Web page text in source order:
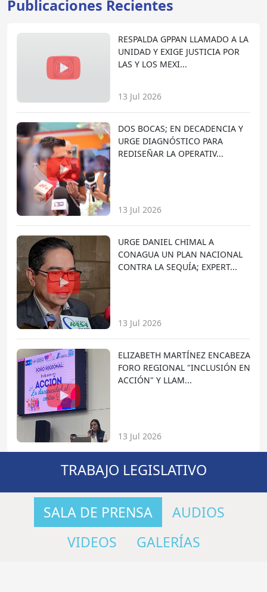
Publicaciones Recientes
RESPALDA GPPAN LLAMADO A LA
UNIDAD Y EXIGE JUSTICIA POR
LAS Y LOS MEXI...
13 Jul 2026
DOS BOCAS; EN DECADENCIA Y
URGE DIAGNÓSTICO PARA
REDISEÑAR LA OPERATIV...
13 Jul 2026
URGE DANIEL CHIMAL A
CONAGUA UN PLAN NACIONAL
CONTRA LA SEQUÍA; EXPERT...
13 Jul 2026
ELIZABETH MARTÍNEZ ENCABEZA
FORO REGIONAL "INCLUSIÓN EN
ACCIÓN" Y LLAM...
13 Jul 2026
TRABAJO LEGISLATIVO
SALA DE PRENSA
AUDIOS
VIDEOS
GALERÍAS